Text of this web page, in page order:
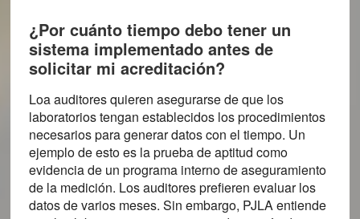
¿Por cuánto tiempo debo tener un
sistema implementado antes de
solicitar mi acreditación?
Loa auditores quieren asegurarse de que los
laboratorios tengan establecidos los procedimientos
necesarios para generar datos con el tiempo. Un
ejemplo de esto es la prueba de aptitud como
evidencia de un programa interno de aseguramiento
de la medición. Los auditores prefieren evaluar los
datos de varios meses. Sin embargo, PJLA entiende